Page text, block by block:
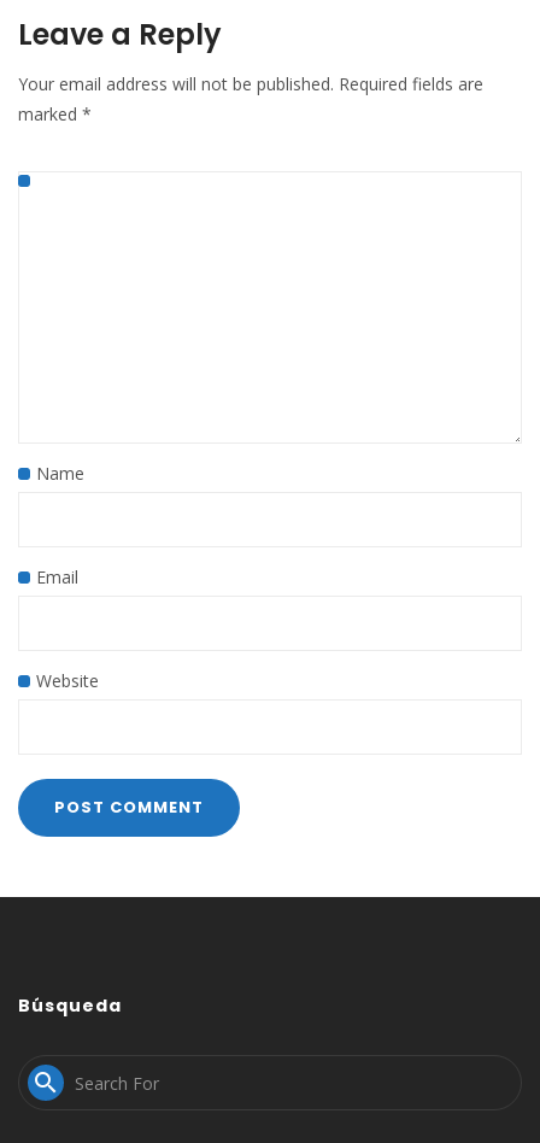
Leave a Reply
Your email address will not be published. Required fields are
marked *
Name
Email
Website
Búsqueda
